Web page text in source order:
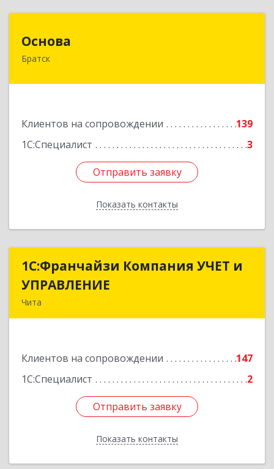
Основа
Братск
Клиентов на сопровождении
139
1С:Специалист
3
Отправить заявку
Показать контакты
Отправить заявку
Назад
1С:Франчайзи Компания УЧЕТ и
УПРАВЛЕНИЕ
Чита
Клиентов на сопровождении
147
1С:Специалист
2
Отправить заявку
Показать контакты
1С:Франчайзи Компания УЧЕТ и
Подробнее
Отправить заявку
Назад